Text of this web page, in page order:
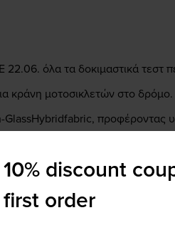
όλα τα δοκιμαστικά τεστ
κράνη μοτοσικλετών στο δρόμο.
προφέροντας
αποδεσμεύεται
σε 3 διαφορετικές θέσεις
10% discount
first order